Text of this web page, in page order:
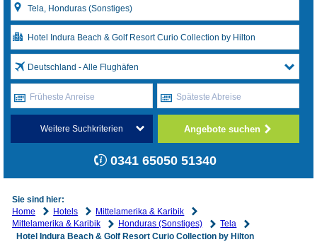
Deutschland - Alle Flughäfen
Früheste Anreise Späteste Abreise
Weitere Suchkriterien Angebote suchen
0341 65050 51340
Sie sind hier:
Home
Hotels
Mittelamerika & Karibik
Mittelamerika & Karibik
Honduras (Sonstiges)
Tela
Hotel Indura Beach & Golf Resort Curio Collection by Hilton